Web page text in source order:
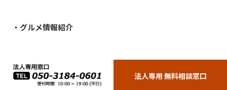
・グルメ情報紹介
・合わせてダンスを行う"踊ってみた"
法人専用 無料相談窓口